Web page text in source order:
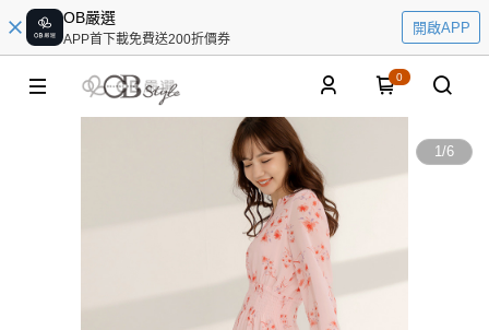
OB嚴選
APP首下載免費送200折價券
開啟APP
0
1/6